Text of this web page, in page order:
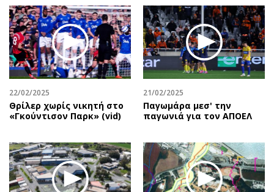
Προεδρικές 2023
Δημοσκοπήσεις
Διπλωματία
Αθλητισμός
Κύπρος
Ελλάδα
Διεθνή
Οικονομική
Οικονομία
Real Estate
Πωλούνται
Ζητούν εργασία
Θέσεις εργασίας
Geek
Νέα
Κινητά-tablets
Social
Αφιερώματα
Πολιτική
Οικονομία
22/02/2025
Θρίλερ χωρίς νικητή στο
«Γκούντισον Παρκ» (vid)
21/02/2025
Παγωμάρα μεσ' την
παγωνιά για τον ΑΠΟΕΛ